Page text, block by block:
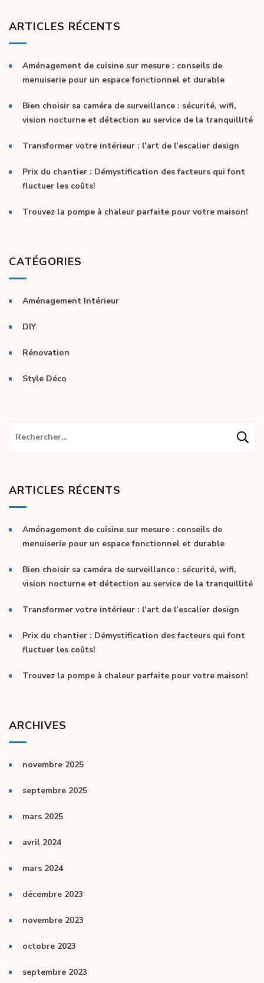
ARTICLES RÉCENTS
Aménagement de cuisine sur mesure : conseils de
menuiserie pour un espace fonctionnel et durable
Bien choisir sa caméra de surveillance : sécurité, wifi,
vision nocturne et détection au service de la tranquillité
Transformer votre intérieur : l’art de l’escalier design
Prix du chantier : Démystification des facteurs qui font
fluctuer les coûts!
Trouvez la pompe à chaleur parfaite pour votre maison!
CATÉGORIES
Aménagement Intérieur
DIY
Rénovation
Style Déco
Rechercher :
ARTICLES RÉCENTS
Aménagement de cuisine sur mesure : conseils de
menuiserie pour un espace fonctionnel et durable
Bien choisir sa caméra de surveillance : sécurité, wifi,
vision nocturne et détection au service de la tranquillité
Transformer votre intérieur : l’art de l’escalier design
Prix du chantier : Démystification des facteurs qui font
fluctuer les coûts!
Trouvez la pompe à chaleur parfaite pour votre maison!
ARCHIVES
novembre 2025
septembre 2025
mars 2025
avril 2024
mars 2024
décembre 2023
novembre 2023
octobre 2023
septembre 2023